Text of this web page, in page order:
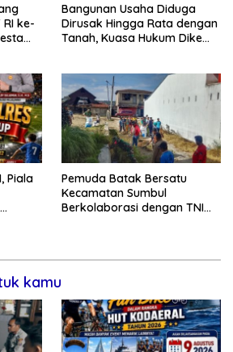
RI ke-
Bangunan Usaha Diduga
Dirusak Hingga Rata dengan
Tanah, Kuasa Hukum Dike
Hukum
Piala
Pemuda Batak Bersatu
Kecamatan Sumbul
Berkolaborasi dengan TNI
RI
kamu